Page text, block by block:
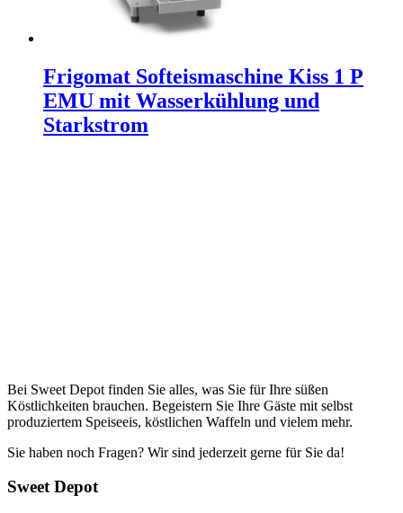
Frigomat Softeismaschine Kiss 1 P
EMU mit Wasserkühlung und
Starkstrom
Bei Sweet Depot finden Sie alles, was Sie für Ihre süßen
Köstlichkeiten brauchen. Begeistern Sie Ihre Gäste mit selbst
produziertem Speiseeis, köstlichen Waffeln und vielem mehr.
Sie haben noch Fragen? Wir sind jederzeit gerne für Sie da!
Sweet Depot